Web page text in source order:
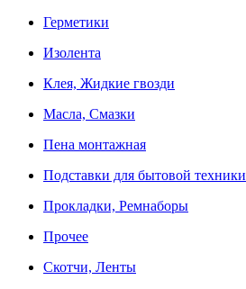
Герметики
Изолента
Клея, Жидкие гвозди
Масла, Смазки
Пена монтажная
Подставки для бытовой техники
Прокладки, Ремнаборы
Прочее
Скотчи, Ленты